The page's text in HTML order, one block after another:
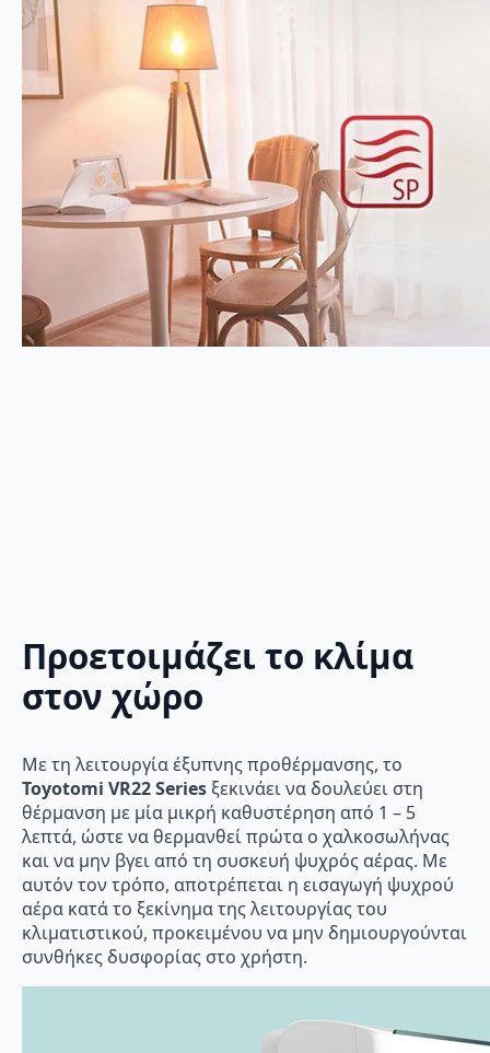
Προετοιμάζει το κλίμα
στον χώρο
Με τη λειτουργία έξυπνης προθέρμανσης, το
Toyotomi VR22 Series ξεκινάει να δουλεύει στη
θέρμανση με μία μικρή καθυστέρηση από 1 – 5
λεπτά, ώστε να θερμανθεί πρώτα ο χαλκοσωλήνας
και να μην βγει από τη συσκευή ψυχρός αέρας. Με
αυτόν τον τρόπο, αποτρέπεται η εισαγωγή ψυχρού
αέρα κατά το ξεκίνημα της λειτουργίας του
κλιματιστικού, προκειμένου να μην δημιουργούνται
συνθήκες δυσφορίας στο χρήστη.